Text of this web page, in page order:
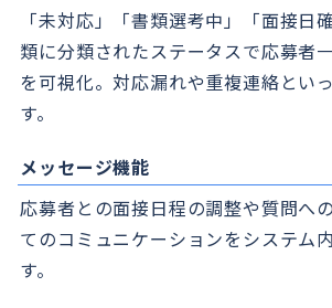
「未対応」「書類選考中」「面接日
類に分類されたステータスで応募者
を可視化。対応漏れや重複連絡とい
す。
メッセージ機能
応募者との面接日程の調整や質問へ
てのコミュニケーションをシステム
す。